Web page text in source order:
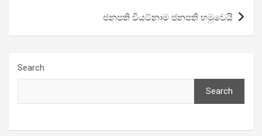
ජනපති වියට්නාම ජනපති හමුවෙයි
Search
Search